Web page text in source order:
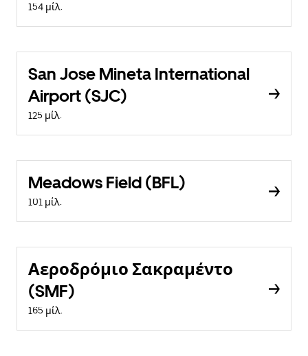
154 μίλ.
San Jose Mineta International
Airport (SJC)
125 μίλ.
Meadows Field (BFL)
101 μίλ.
Αεροδρόμιο Σακραμέντο
(SMF)
165 μίλ.